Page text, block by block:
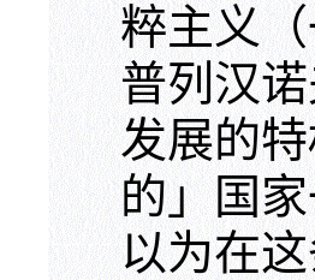
粹主义
普列汉
发展的
的」国
以为在